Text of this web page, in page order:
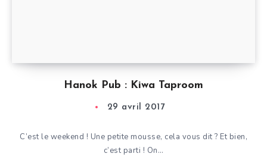
Hanok Pub : Kiwa Taproom
29 avril 2017
C’est le weekend ! Une petite mousse, cela vous dit ? Et bien,
c’est parti ! On…